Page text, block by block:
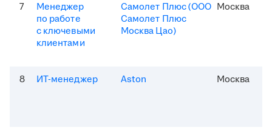
7
Менеджер
по работе
с ключевыми
клиентами
Самолет Плюс (ООО
Самолет Плюс
Москва Цао)
Москва
8 ИТ-менеджер Aston Москва